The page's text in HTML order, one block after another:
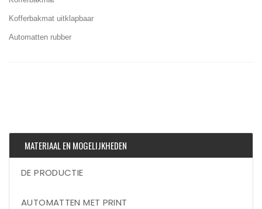
Kofferbakmat uitklapbaar
Automatten rubber
MATERIAAL EN MOGELIJKHEDEN
DE PRODUCTIE
AUTOMATTEN MET PRINT